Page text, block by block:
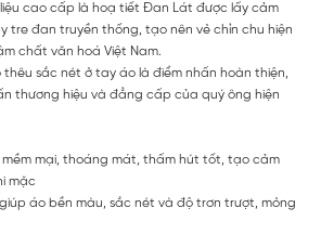
cao cấp là hoạ tiết Đan Lát được lấy cảm
tre đan truyền thống, tạo nên vẻ chỉn chu hiện
chất văn hoá Việt Nam.
thêu sắc nét ở tay áo là điểm nhấn hoàn thiện,
thương hiệu và đẳng cấp của quý ông hiện
mềm mại, thoáng mát, thấm hút tốt, tạo cảm
mặc
giúp áo bền màu, sắc nét và độ trơn trượt, mỏng